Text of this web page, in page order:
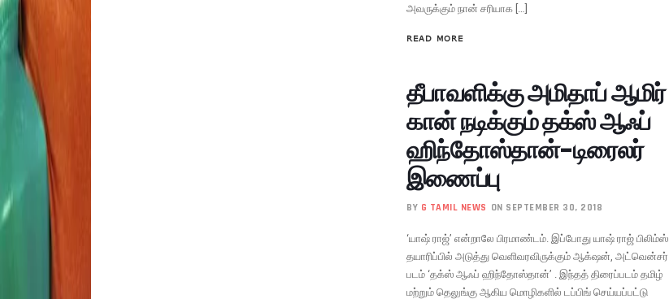
அவருக்கும் நான் சரியாக […]
READ MORE
தீபாவளிக்கு அமிதாப் ஆமிர்
கான் நடிக்கும் தக்ஸ் ஆஃப்
ஹிந்தோஸ்தான்-டிரைலர்
இணைப்பு
BY G TAMIL NEWS ON SEPTEMBER 30, 2018
‘யாஷ் ராஜ்’ என்றாலே பிரமாண்டம். இப்போது யாஷ் ராஜ் பிலிம்ஸ்
தயாரிப்பில் அடுத்து வெளிவரவிருக்கும் ஆக்‌ஷன், அட்வென்சர்
படம் ‘தக்ஸ் ஆஃப் ஹிந்தோஸ்தான்’ . இந்தத் திரைப்படம் தமிழ்
மற்றும் தெலுங்கு ஆகிய மொழிகளில் டப்பிங் செய்யப்பட்டு